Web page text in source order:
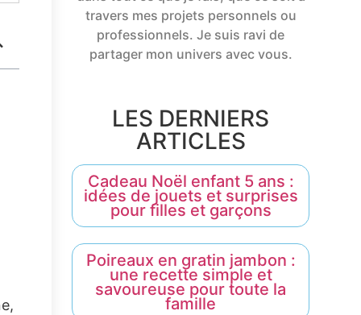
travers mes projets personnels ou
professionnels. Je suis ravi de
partager mon univers avec vous.
LES DERNIERS
ARTICLES
Cadeau Noël enfant 5 ans :
idées de jouets et surprises
pour filles et garçons
Poireaux en gratin jambon :
une recette simple et
savoureuse pour toute la
famille